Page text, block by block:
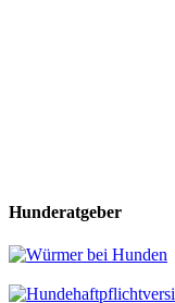
Hunderatgeber